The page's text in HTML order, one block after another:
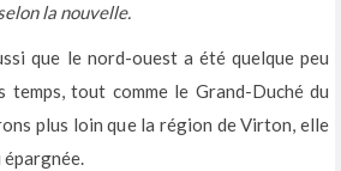
la nouvelle.
que le nord-ouest a été quelque peu
temps, tout comme le Grand-Duché du
plus loin que la région de Virton, elle
épargnée.